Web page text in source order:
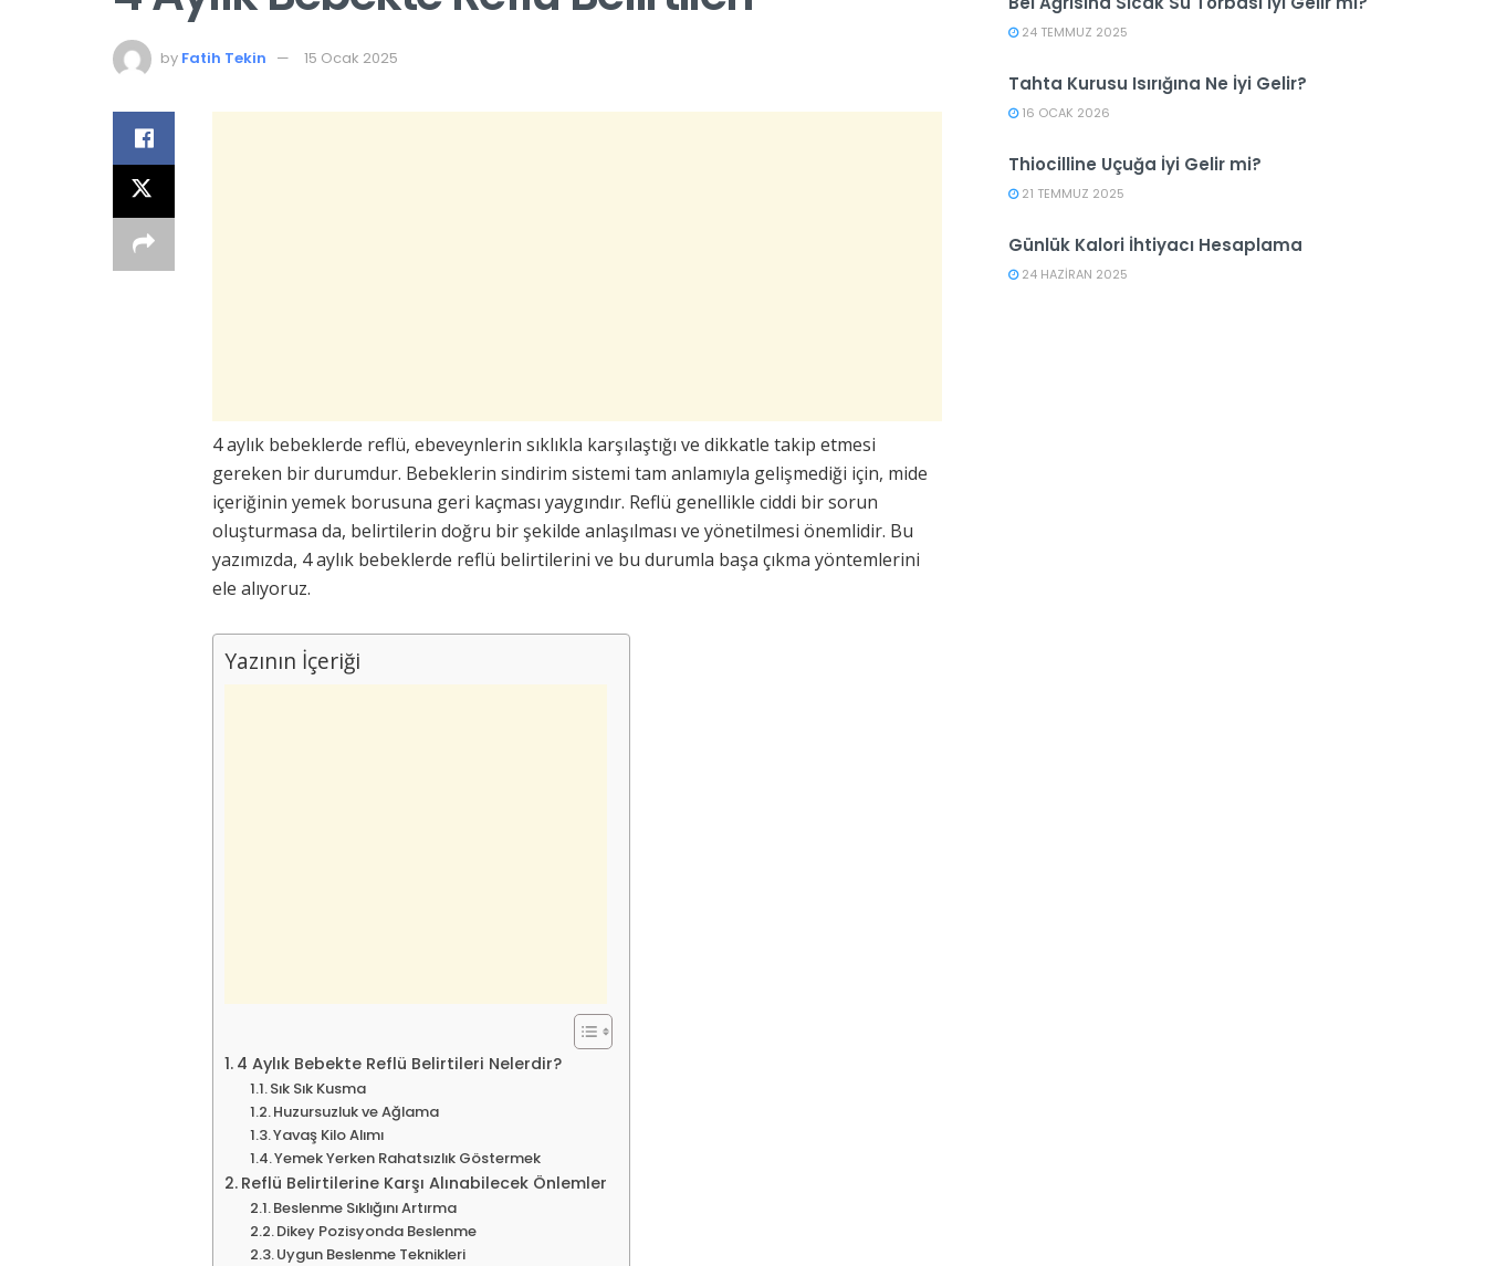
by Fatih Tekin 15 Ocak 2025
4 aylık bebeklerde reflü, ebeveynlerin sıklıkla karşılaştığı ve dikkatle takip etmesi
gereken bir durumdur. Bebeklerin sindirim sistemi tam anlamıyla gelişmediği için, mide
içeriğinin yemek borusuna geri kaçması yaygındır. Reflü genellikle ciddi bir sorun
oluşturmasa da, belirtilerin doğru bir şekilde anlaşılması ve yönetilmesi önemlidir. Bu
yazımızda, 4 aylık bebeklerde reflü belirtilerini ve bu durumla başa çıkma yöntemlerini
ele alıyoruz.
Yazının İçeriği
4 Aylık Bebekte Reflü Belirtileri Nelerdir?
Sık Sık Kusma
Huzursuzluk ve Ağlama
Yavaş Kilo Alımı
Yemek Yerken Rahatsızlık Göstermek
Reflü Belirtilerine Karşı Alınabilecek Önlemler
Beslenme Sıklığını Artırma
Dikey Pozisyonda Beslenme
Uygun Beslenme Teknikleri
24 TEMMUZ 2025
Tahta Kurusu Isırığına Ne İyi Gelir?
16 OCAK 2026
Thiocilline Uçuğa İyi Gelir mi?
21 TEMMUZ 2025
Günlük Kalori İhtiyacı Hesaplama
24 HAZIRAN 2025